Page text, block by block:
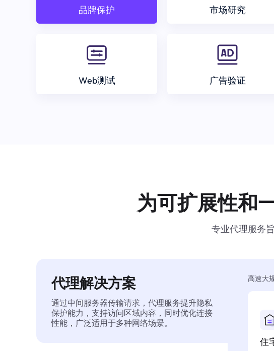
品牌保护 市场研究
Web测试 广告验证
为可扩展性和
专业代理服务
代理解决方案
通过中间服务器传输请求，代理服务提升隐私
保护能力，支持访问区域内容，同时优化连接
性能，广泛适用于多种网络场景。
高速大
住